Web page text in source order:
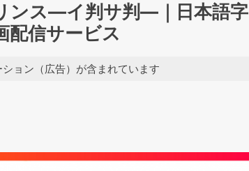
ンス―イ判サ判―｜日本語字
配信サービス
ョン（広告）が含まれています